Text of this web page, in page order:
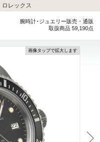
レックス
腕時計･ジュエリー販売・通販
取扱商品 59,190点
画像タップで拡大します